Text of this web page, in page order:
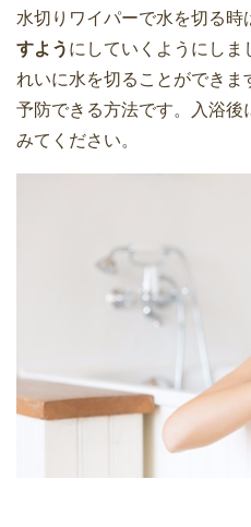
水切りワイパーで水を切る時
すよう にしていくようにしま
れいに水を切ることができ
予防できる方法です。入浴後
みてください。